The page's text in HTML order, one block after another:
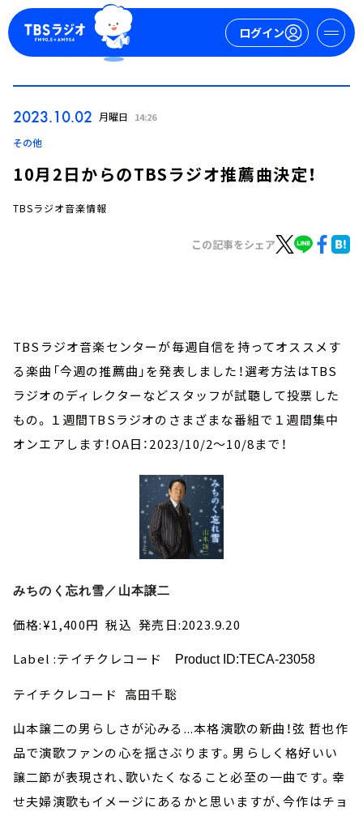
ログイン
TBS Podcast
お知らせ
イベント・グッズ
YouTube
会社情報
2023.10.02 月曜日 14:26
その他
10月2日からのTBSラジオ推薦曲決定！
TBSラジオ音楽情報
この記事をシェア
TBSラジオ音楽センターが毎週自信を持ってオススメす
る楽曲「今週の推薦曲」を発表しました！選考方法はTBS
ラジオのディレクターなどスタッフが試聴して投票した
もの。１週間TBSラジオのさまざまな番組で１週間集中
オンエアします！OA日：2023/10/2～10/8まで！
みちのく忘れ雪／山本譲二
価格:¥1,400円 税込 発売日:2023.9.20
Label :テイチクレコード
Product ID:TECA-23058
テイチクレコード 高田千聡
山本譲二の男らしさが沁みる...本格演歌の新曲！弦 哲也作
品で演歌ファンの心を揺さぶります。男らしく格好いい
譲二節が表現され、歌いたくなること必至の一曲です。幸
せ夫婦演歌もイメージにあるかと思いますが、今作はチョ